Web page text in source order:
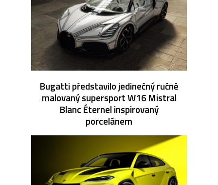
Bugatti představilo jedinečný ručně
malovaný supersport W16 Mistral
Blanc Éternel inspirovaný
porcelánem